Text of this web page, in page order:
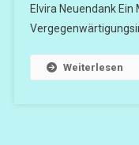
Elvira Neuendank
Weiterlesen